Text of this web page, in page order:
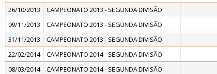
26/10/2013
CAMPEONATO 2013 - SEGUNDA DIVISÃO
09/11/2013
CAMPEONATO 2013 - SEGUNDA DIVISÃO
31/11/2013
CAMPEONATO 2013 - SEGUNDA DIVISÃO
22/02/2014
CAMPEONATO 2014 - SEGUNDA DIVISÃO
08/03/2014
CAMPEONATO 2014 - SEGUNDA DIVISÃO